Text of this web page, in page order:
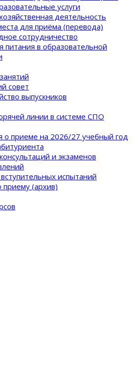
услуги
деятельность
для приёма (перевода)
сотрудничество
питания в образовательной
совет
выпускников
линии в системе СПО
о приеме на 2026/27 учебный год
и экзаменов
испытаний
приему (архив)